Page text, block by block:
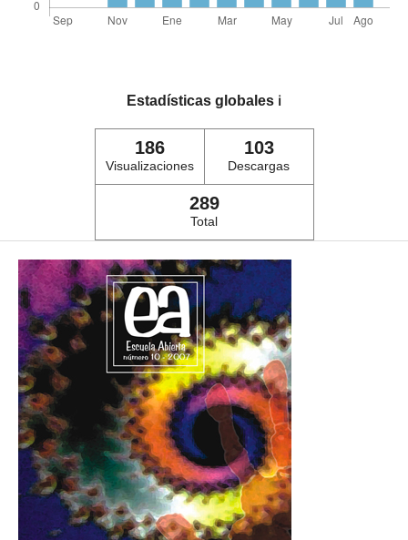
Estadísticas globales ℹ️
186
Visualizaciones
103
Descargas
289
Total